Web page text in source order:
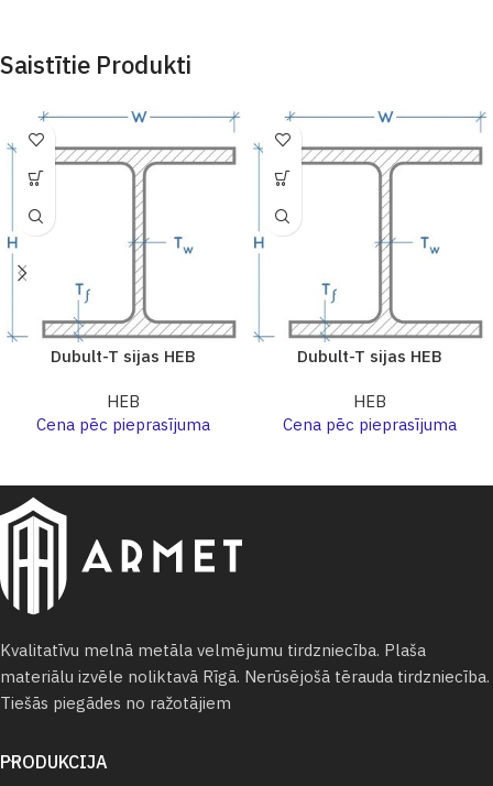
Saistītie Produkti
Dubult-T sijas HEB
HEB
Cena pēc pieprasījuma
Dubult-T sijas HEB
HEB
Cena pēc pieprasījuma
Kvalitatīvu melnā metāla velmējumu tirdzniecība. Plaša
materiālu izvēle noliktavā Rīgā. Nerūsējošā tērauda tirdzniecība.
Tiešās piegādes no ražotājiem
PRODUKCIJA